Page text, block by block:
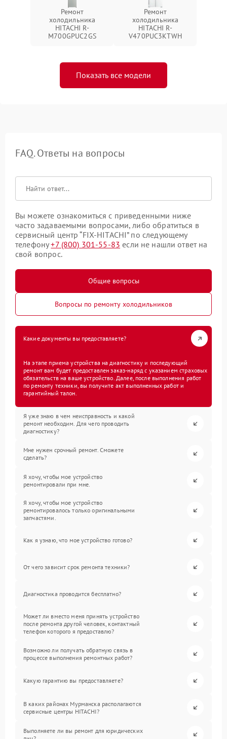
Ремонт
холодильника
HITACHI R-
M700GPUC2GS
Ремонт
холодильника
HITACHI R-
V470PUC3KTWH
Показать все модели
FAQ. Ответы на вопросы
Вы можете ознакомиться с приведенными ниже
часто задаваемыми вопросами, либо обратиться в
сервисный центр “FIX-HITACHI” по следующему
телефону+7 (800) 301-55-83 если не нашли ответ на
свой вопрос.
Общие вопросы
Вопросы по ремонту холодильников
Какие документы вы предоставляете?
На этапе приема устройства на диагностику и последующий
ремонт вам будет предоставлен заказ-наряд с указанием страховых
обязательств на ваше устройство. Далее, после выполнения работ
по ремонту техники, вы получите акт выполненных работ и
гарантийный талон.
Я уже знаю в чем неисправность и какой
ремонт необходим. Для чего проводить
диагностику?
Мне нужен срочный ремонт. Сможете
сделать?
Я хочу, чтобы мое устройство
ремонтировали при мне.
Я хочу, чтобы мое устройство
ремонтировалось только оригинальными
запчастями.
Как я узнаю, что мое устройство готово?
От чего зависит срок ремонта техники?
Диагностика проводится бесплатно?
Может ли вместо меня принять устройство
после ремонта другой человек, контактный
телефон которого я предоставлю?
Возможно ли получать обратную связь в
процессе выполнения ремонтных работ?
Какую гарантию вы предоставляете?
В каких районах Мурманска располагаются
сервисные центры HITACHI?
Выполняете ли вы ремонт для юридических